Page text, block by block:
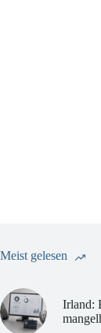
Meist gelesen
Irland: